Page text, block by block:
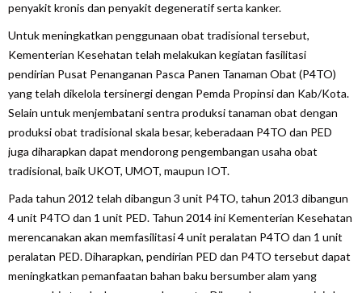
penyakit kronis dan penyakit degeneratif serta kanker.
Untuk meningkatkan penggunaan obat tradisional tersebut,
Kementerian Kesehatan telah melakukan kegiatan fasilitasi
pendirian Pusat Penanganan Pasca Panen Tanaman Obat (P4TO)
yang telah dikelola tersinergi dengan Pemda Propinsi dan Kab/Kota.
Selain untuk menjembatani sentra produksi tanaman obat dengan
produksi obat tradisional skala besar, keberadaan P4TO dan PED
juga diharapkan dapat mendorong pengembangan usaha obat
tradisional, baik UKOT, UMOT, maupun IOT.
Pada tahun 2012 telah dibangun 3 unit P4TO, tahun 2013 dibangun
4 unit P4TO dan 1 unit PED. Tahun 2014 ini Kementerian Kesehatan
merencanakan akan memfasilitasi 4 unit peralatan P4TO dan 1 unit
peralatan PED. Diharapkan, pendirian PED dan P4TO tersebut dapat
meningkatkan pemanfaatan bahan baku bersumber alam yang